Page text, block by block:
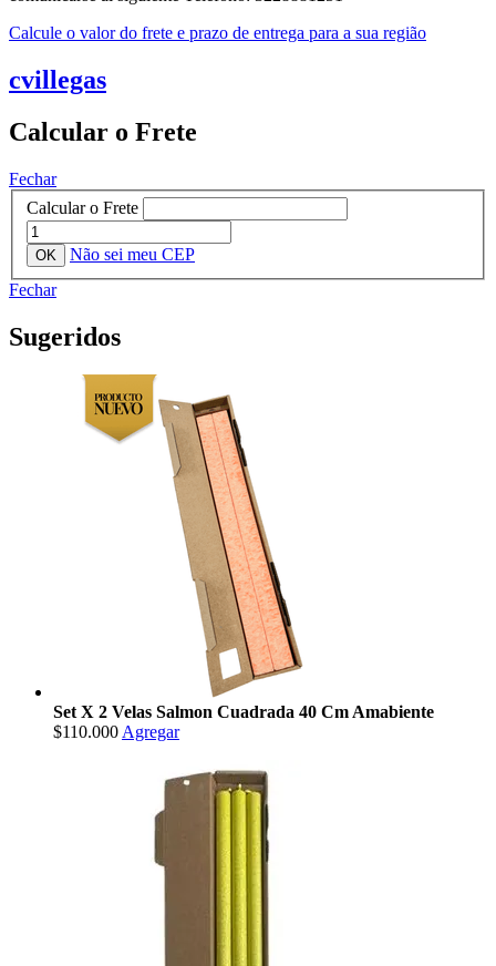
Calcule o valor do frete e prazo de entrega para a sua região
cvillegas
Calcular o Frete
Fechar
Calcular o Frete
Não sei meu CEP
Fechar
Sugeridos
Set X 2 Velas Salmon Cuadrada 40 Cm Amabiente
$110.000 Agregar